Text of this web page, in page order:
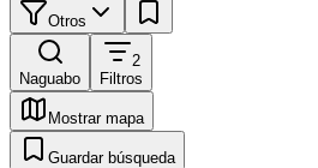
Otros
Naguabo
2
Filtros
Mostrar mapa
Guardar búsqueda